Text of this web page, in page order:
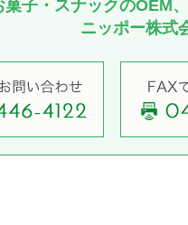
菓子・スナックのOEM
ニッポー株式